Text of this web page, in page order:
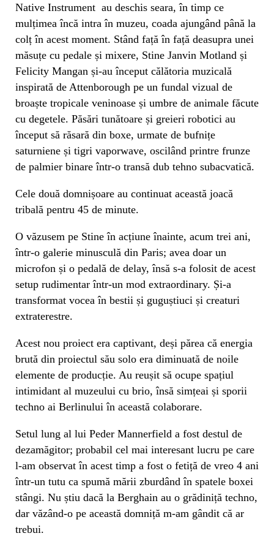
Native Instrument au deschis seara, în timp ce
mulțimea încă intra în muzeu, coada ajungând până la
colț în acest moment. Stând față în față deasupra unei
măsuțe cu pedale și mixere, Stine Janvin Motland și
Felicity Mangan și-au început călătoria muzicală
inspirată de Attenborough pe un fundal vizual de
broaște tropicale veninoase și umbre de animale făcute
cu degetele. Păsări tunătoare și greieri robotici au
început să răsară din boxe, urmate de bufnițe
saturniene și tigri vaporwave, oscilând printre frunze
de palmier binare într-o transă dub tehno subacvatică.
Cele două domnișoare au continuat această joacă
tribală pentru 45 de minute.
O văzusem pe Stine în acțiune înainte, acum trei ani,
într-o galerie minusculă din Paris; avea doar un
microfon și o pedală de delay, însă s-a folosit de acest
setup rudimentar într-un mod extraordinary. Și-a
transformat vocea în bestii și guguștiuci și creaturi
extraterestre.
Acest nou proiect era captivant, deși părea că energia
brută din proiectul său solo era diminuată de noile
elemente de producție. Au reușit să ocupe spațiul
intimidant al muzeului cu brio, însă simțeai și sporii
techno ai Berlinului în această colaborare.
Setul lung al lui Peder Mannerfield a fost destul de
dezamăgitor; probabil cel mai interesant lucru pe care
l-am observat în acest timp a fost o fetiță de vreo 4 ani
într-un tutu ca spumă mării zburdând în spatele boxei
stângi. Nu știu dacă la Berghain au o grădiniță techno,
dar văzând-o pe această domniță m-am gândit că ar
trebui.